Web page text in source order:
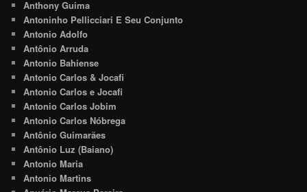
Anthony Guima
Antoninho Pellicciari E Seu Conjunto
Antonio Adolfo
Antônio Arruda
Antonio Bahiense
Antonio Carlos & Jocafi
Antonio Carlos e Jocafi
Antonio Carlos Jobim
Antonio Carlos Nóbrega
Antônio Guimarães
Antônio Luz (Baiano)
Antonio Maria
Antonio Martins